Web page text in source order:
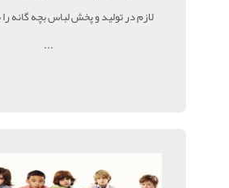
لازم در تولید و پخش لباس بچه گانه را
...